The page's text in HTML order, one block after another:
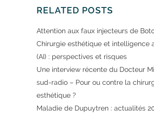
RELATED POSTS
Attention aux faux injecteurs de
Chirurgie esthétique et intelligence
(AI) : perspectives et risques
Une interview récente du Docteur
sud-radio – Pour ou contre la
esthétique ?
Maladie de Dupuytren : actualités